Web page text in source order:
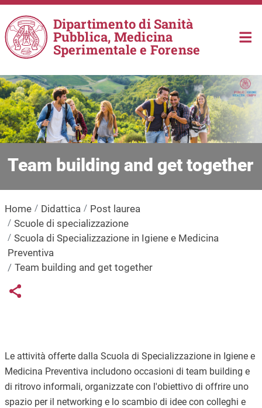
Salta al contenuto principale
Dipartimento di Sanità
Pubblica, Medicina
Sperimentale e Forense
Team building and get together
Home Didattica
Post laurea
Scuole di specializzazione
Scuola di Specializzazione in Igiene e Medicina
Preventiva
Team building and get together
Links condivisione social
Share button
Le attività offerte dalla Scuola di Specializzazione in Igiene e
Medicina Preventiva includono occasioni di team building e
di ritrovo informali, organizzate con l'obiettivo di offrire uno
spazio per il networking e lo scambio di idee con colleghi e